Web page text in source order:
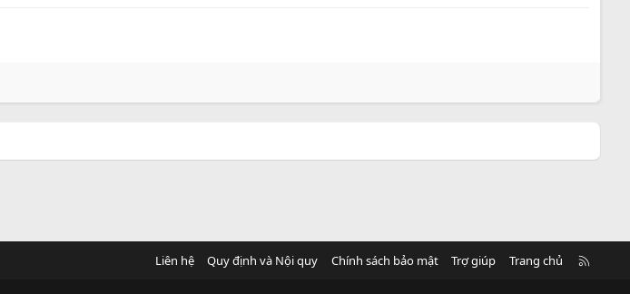
Liên hệ Quy định và Nội quy Chính sách bảo mật Trợ giúp Trang chủ